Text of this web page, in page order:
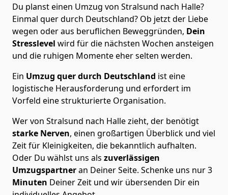
Du planst einen Umzug von Stralsund nach Halle?
Einmal quer durch Deutschland? Ob jetzt der Liebe
wegen oder aus beruflichen Beweggründen, Dein
Stresslevel wird für die nächsten Wochen ansteigen
und die ruhigen Momente eher selten werden.
Ein Umzug quer durch Deutschland ist eine
logistische Herausforderung und erfordert im
Vorfeld eine strukturierte Organisation.
Wer von Stralsund nach Halle zieht, der benötigt
starke Nerven, einen großartigen Überblick und viel
Zeit für Kleinigkeiten, die bekanntlich aufhalten.
Oder Du wählst uns als zuverlässigen
Umzugspartneran Deiner Seite. Schenke uns nur3
Minuten Deiner Zeit und wir übersenden Dir ein